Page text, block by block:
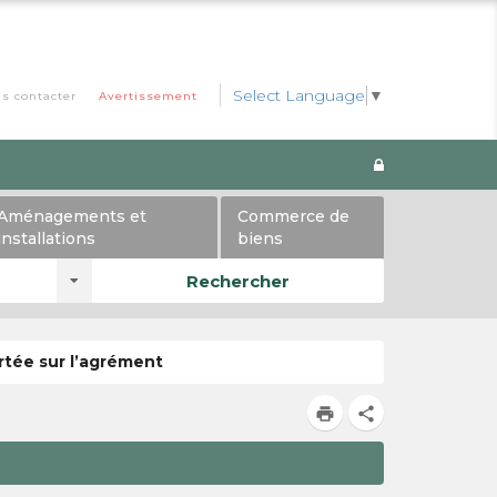
contacter Avertissement Select Language ▼
et
Commerce de
biens
Rechercher
sur l’agrément
print share